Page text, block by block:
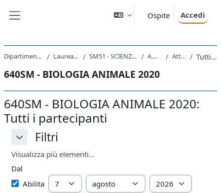
Ospite Accedi
Dipartimento di Scienze della Vita Laurea triennale (DM270) SM51 - SCIENZE E TECNOLOGIE BIOLOGICHE A.A. 2020 - 2021 Attività recente Tutti i partecipanti
640SM - BIOLOGIA ANIMALE 2020
640SM - BIOLOGIA ANIMALE 2020:
Tutti i partecipanti
Filtri
Filtri Filtri
Visualizza più elementi...
Dal
DalAbilita Giorno Mese
Anno